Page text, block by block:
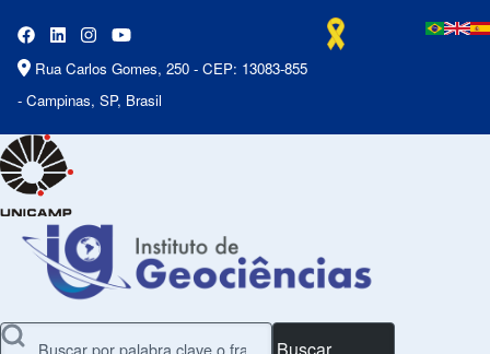
Rua Carlos Gomes, 250 - CEP: 13083-855
- Campinas, SP, Brasil
Buscar